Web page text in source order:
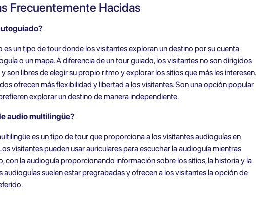
Frecuentemente Hacidas
es un tipo de tour donde los visitantes exploran un destino por su cuenta
o un mapa. A diferencia de un tour guiado, los visitantes no son dirigidos
son libres de elegir su propio ritmo y explorar los sitios que más les interesen.
ofrecen más flexibilidad y libertad a los visitantes. Son una opción popular
explorar un destino de manera independiente.
audio multilingüe?
es un tipo de tour que proporciona a los visitantes audioguías en
visitantes pueden usar auriculares para escuchar la audioguía mientras
con la audioguía proporcionando información sobre los sitios, la historia y la
audioguías suelen estar pregrabadas y ofrecen a los visitantes la opción de